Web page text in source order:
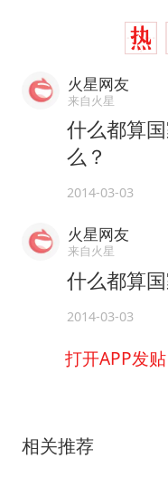
火星网友
来自火星
什么都算
么？
2014-03-03
火星网友
来自火星
什么都算
2014-03-03
打开APP发贴
相关推荐